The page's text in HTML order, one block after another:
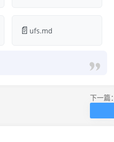
📄 ufs.md
下一篇：